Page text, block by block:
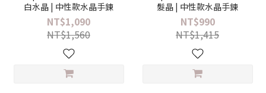
白水晶 | 中性款水晶手鍊
NT$1,090
NT$1,560
髮晶 | 中性款水晶手鍊
NT$990
NT$1,415